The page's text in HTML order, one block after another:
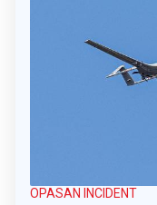
OPASAN INCIDENT